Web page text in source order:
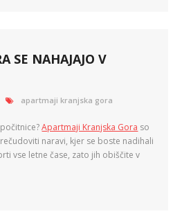
SE NAHAJAJO V
apartmaji kranjska gora
Apartmaji Kranjska Gora so
naravi, kjer se boste nadihali
vse letne čase, zato jih obiščite v